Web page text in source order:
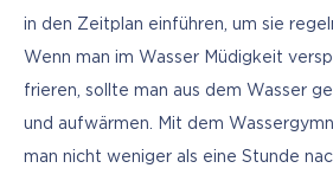
in den Zeitplan einführen, um sie
Wenn man im Wasser Müdigkeit
frieren, sollte man aus dem Wasser
und aufwärmen. Mit dem
man nicht weniger als eine Stunde